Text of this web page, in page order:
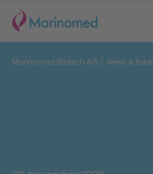
Über uns
Marinomed Biotech AG News &